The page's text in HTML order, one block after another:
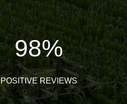
POSITIVE REVIEWS
98%